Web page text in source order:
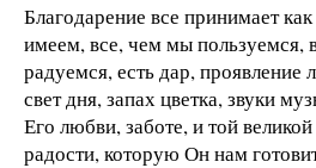
Благодарение все принимает
имеем, все, чем мы пользуемся,
радуемся, есть дар,
свет дня, запах цветка, звуки
Его любви, заботе, и той
радости, которую Он нам